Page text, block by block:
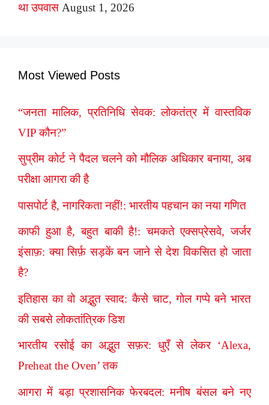
था उपवास August 1, 2026
Most Viewed Posts
“जनता मालिक, प्रतिनिधि सेवक: लोकतंत्र में वास्तविक
VIP कौन?”
सुप्रीम कोर्ट ने पैदल चलने को मौलिक अधिकार बनाया, अब
परीक्षा आगरा की है
पासपोर्ट है, नागरिकता नहीं!: भारतीय पहचान का नया गणित
काफी हुआ है, बहुत बाकी है!: चमकते एक्सप्रेसवे, जर्जर
इंसाफ़: क्या सिर्फ़ सड़कें बन जाने से देश विकसित हो जाता
है?
इतिहास का वो अद्भुत स्वाद: कैसे चाट, गोल गप्पे बने भारत
की सबसे लोकतांत्रिक डिश
भारतीय रसोई का अद्भुत सफ़र: धुएँ से लेकर ‘Alexa,
Preheat the Oven’ तक
आगरा में बड़ा प्रशासनिक फेरबदल: मनीष बंसल बने नए